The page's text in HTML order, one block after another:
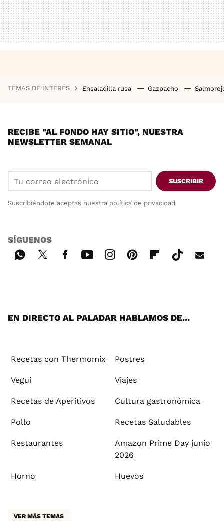
TEMAS DE INTERÉS Ensaladilla rusa Gazpacho
RECIBE "AL FONDO HAY SITIO", NUESTRA
NEWSLETTER SEMANAL
SUSCRIBIR
Suscribiéndote aceptas nuestra política de privacidad
SÍGUENOS
EN DIRECTO AL PALADAR HABLAMOS DE...
Recetas con Thermomix Postres
Vegui Viajes
Recetas de Aperitivos Cultura gastronómica
Pollo Recetas Saludables
Restaurantes
Amazon Prime Day junio
2026
Horno Huevos
VER MÁS TEMAS